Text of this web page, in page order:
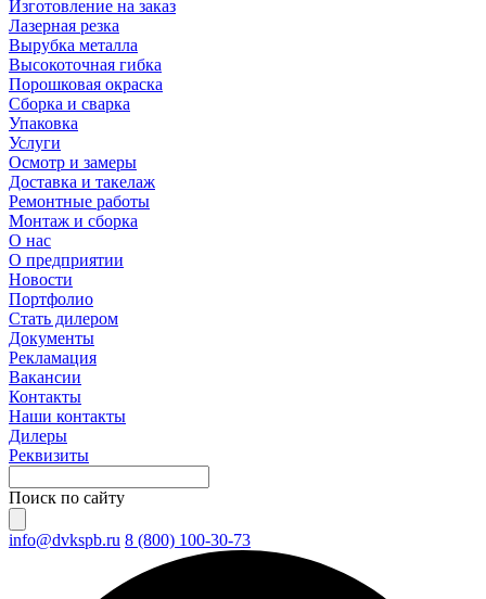
Изготовление на заказ
Лазерная резка
Вырубка металла
Высокоточная гибка
Порошковая окраска
Сборка и сварка
Упаковка
Услуги
Осмотр и замеры
Доставка и такелаж
Ремонтные работы
Монтаж и сборка
О нас
О предприятии
Новости
Портфолио
Стать дилером
Документы
Рекламация
Вакансии
Контакты
Наши контакты
Дилеры
Реквизиты
Поиск по сайту
info@dvkspb.ru 8 (800) 100-30-73